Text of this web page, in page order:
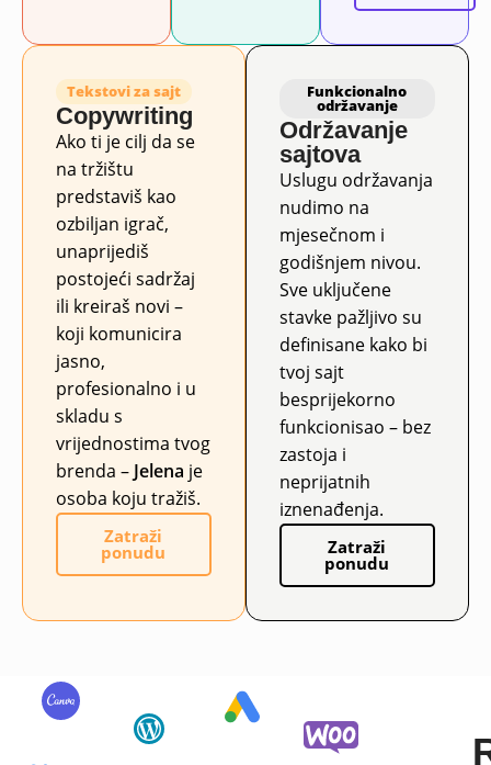
Tekstovi za sajt
Copywriting
Ako ti je cilj da se
na tržištu
predstaviš kao
ozbiljan igrač,
unaprijediš
postojeći sadržaj
ili kreiraš novi –
koji komunicira
jasno,
profesionalno i u
skladu s
vrijednostima tvog
brenda – Jelena je
osoba koju tražiš.
Zatraži
ponudu
Funkcionalno
održavanje
Održavanje
sajtova
Uslugu održavanja
nudimo na
mjesečnom i
godišnjem nivou.
Sve uključene
stavke pažljivo su
definisane kako bi
tvoj sajt
besprijekorno
funkcionisao – bez
zastoja i
neprijatnih
iznenađenja.
Zatraži
ponudu